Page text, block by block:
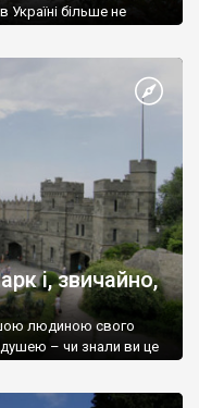
Україні більше не
і, звичайно,
людиною свого
– чи знали ви це